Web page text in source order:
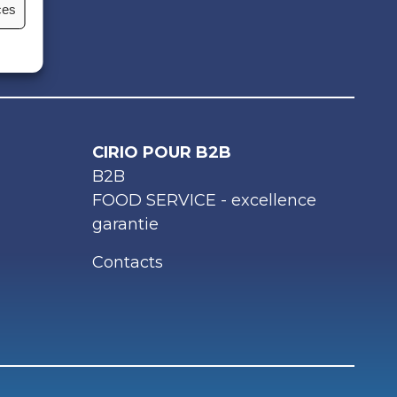
CIRIO POUR B2B
B2B
FOOD SERVICE - excellence
garantie
Contacts